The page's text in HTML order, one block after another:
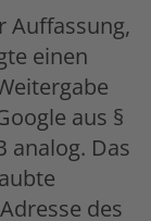
Auffassung,
einen
aus §
analog. Das
des